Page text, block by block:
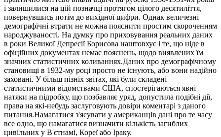
і залишилися на цій позначці протягом цілого десятиліття,
повернувшись потім до вихідної цифри. Однак величезні
демографічні втрати не можна пояснити простим скороченням
народжуваності. На думку про приховування реальних даних
в роки Великої Депресії Борисова наштовхує і те, що ніде в
офіційних документах немає пояснень, щодо виявлених їм
значних статистичних коливаннях.Даних про демографічному
становищі в 1932-му році просто не існують, або вони надійно
заховані. У більш пізніх звітах, які були складені
статистичними відомствами США, спостерігаються явні
натяки на підробку, що позбавляє уряд, допустила подібні дії,
права на які-небудь заслуговують довіри коментарі з даного
питання.Намагатися з'ясувати у американців дані про те часу
все одно, що намагатися визначити кількість загиблих
цивільних у В'єтнамі, Кореї або Іраку.